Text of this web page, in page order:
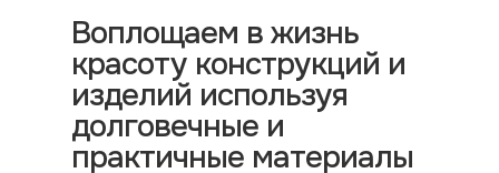
Воплощаем в жизнь
красоту конструкций и
изделий используя
долговечные и
практичные материалы